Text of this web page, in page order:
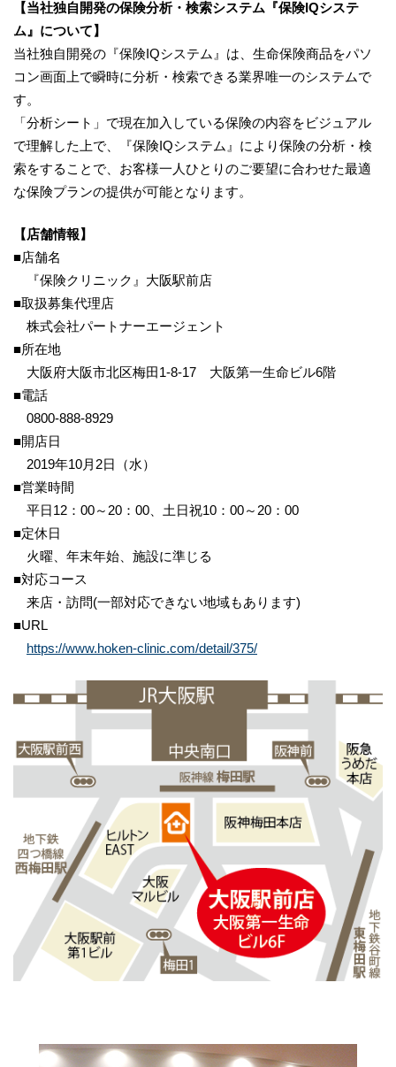
【当社独自開発の保険分析・検索システム『保険IQシステ
ム』について】
当社独自開発の『保険IQシステム』は、生命保険商品をパソ
コン画面上で瞬時に分析・検索できる業界唯一のシステムで
す。
「分析シート」で現在加入している保険の内容をビジュアル
で理解した上で、『保険IQシステム』により保険の分析・検
索をすることで、お客様一人ひとりのご要望に合わせた最適
な保険プランの提供が可能となります。
【店舗情報】
■店舗名
『保険クリニック』大阪駅前店
■取扱募集代理店
株式会社パートナーエージェント
■所在地
大阪府大阪市北区梅田1-8-17 大阪第一生命ビル6階
■電話
0800‐888‐8929
■開店日
2019年10月2日（水）
■営業時間
平日12：00～20：00、土日祝10：00～20：00
■定休日
火曜、年末年始、施設に準じる
■対応コース
来店・訪問(一部対応できない地域もあります)
■URL
https://www.hoken-clinic.com/detail/375/